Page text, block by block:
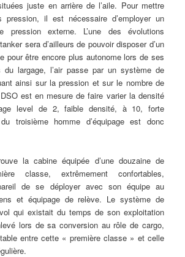
juste en arrière de l’aile. Pour mettre
pression, il est nécessaire d’employer un
pression externe. L’une des évolutions
sera d’ailleurs de pouvoir disposer d’un
pour être encore plus autonome lors de ses
du largage, l’air passe par un système de
ainsi sur la pression et sur le nombre de
est en mesure de faire varier la densité
level de 2, faible densité, à 10, forte
troisième homme d’équipage est donc
la cabine équipée d’une douzaine de
classe, extrêmement confortables,
de se déployer avec son équipe au
et équipage de relève. Le système de
qui existait du temps de son exploitation
lors de sa conversion au rôle de cargo,
entre cette « première classe » et celle